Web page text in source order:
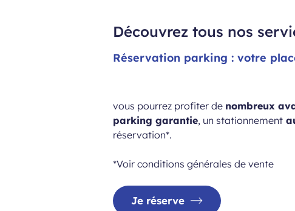
Découvrez tous nos
Réservation parking : votre
vous pourrez profiter de nombreux
parking garantie, un stationnement
réservation*.
*Voir conditions générales de vente
Je réserve